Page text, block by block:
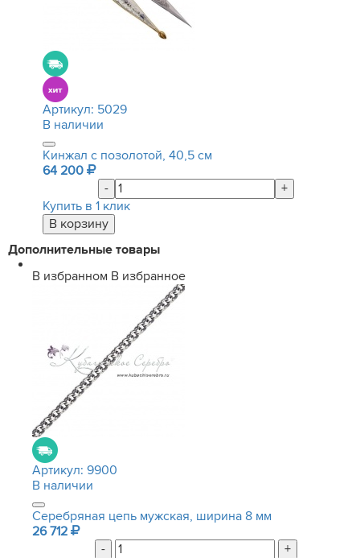
Артикул: 5029
В наличии
Кинжал с позолотой, 40,5 см
64 200
-
+
Купить в 1 клик
Дополнительные товары
В избранном В избранное
Артикул: 9900
В наличии
Серебряная цепь мужская, ширина 8 мм
26 712
-
+